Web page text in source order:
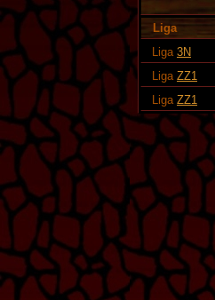
Liga
Liga 3N
Liga ZZ1
Liga ZZ1